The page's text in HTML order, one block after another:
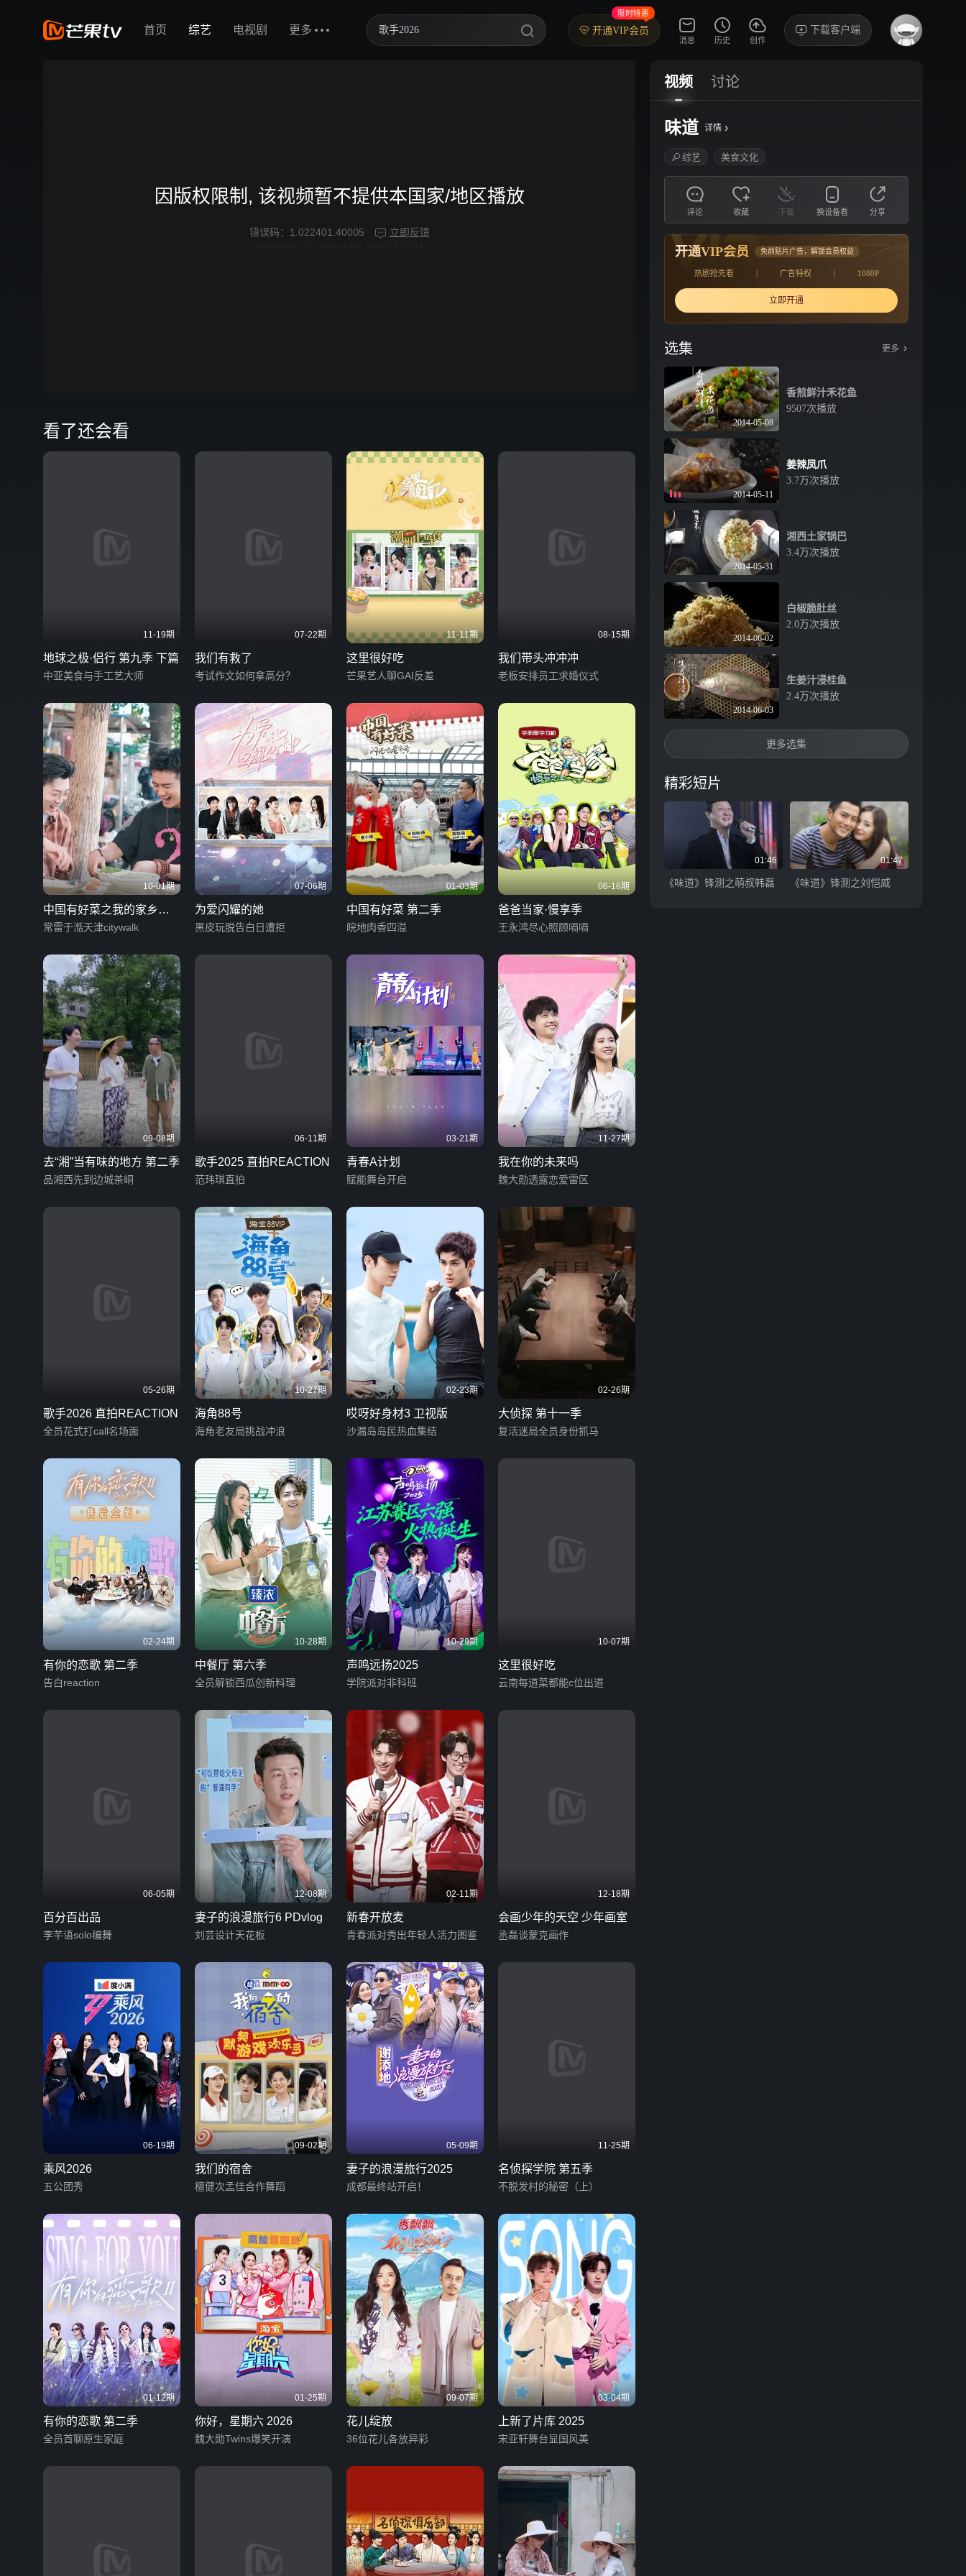
首页 综艺 电视剧 更多 歌手2026
妻子的浪漫旅行2026
开通VIP会员
限时特惠
消息 历史 创作
下载客户端
因版权限制, 该视频暂不提供本国家/地区播放
错误码： 1.022401.40005 立即反馈
看了还会看
11-19期
地球之极·侣行 第九季 下篇
中亚美食与手工艺大师
07-22期
我们有救了
考试作文如何拿高分？
11-11期
这里很好吃
芒果艺人聊GAI反差
08-15期
我们带头冲冲冲
老板安排员工求婚仪式
10-01期
中国有好菜之我的家乡很
好吃
常雷于湉天津citywalk
07-06期
为爱闪耀的她
黑皮玩脱告白日遭拒
01-03期
中国有好菜 第二季
皖地肉香四溢
06-16期
爸爸当家·慢享季
王永鸿尽心照顾嗝嗝
09-08期
去“湘”当有味的地方 第二季
品湘西先到边城茶峒
06-11期
歌手2025 直拍REACTION
范玮琪直拍
03-21期
青春A计划
赋能舞台开启
11-27期
我在你的未来吗
魏大勋透露恋爱雷区
05-26期
歌手2026 直拍REACTION
全员花式打call名场面
10-27期
海角88号
海角老友局挑战冲浪
02-23期
哎呀好身材3 卫视版
沙漏岛岛民热血集结
02-26期
大侦探 第十一季
复活迷局全员身份抓马
02-24期
有你的恋歌 第二季
告白reaction
10-28期
中餐厅 第六季
全员解锁西瓜创新料理
10-29期
声鸣远扬2025
学院派对非科班
10-07期
这里很好吃
云南每道菜都能c位出道
06-05期
百分百出品
李芊语solo编舞
12-08期
妻子的浪漫旅行6 PDvlog
刘芸设计天花板
02-11期
新春开放麦
青春派对秀出年轻人活力图鉴
12-18期
会画少年的天空 少年画室
丞磊谈蒙克画作
06-19期
乘风2026
五公团秀
09-02期
我们的宿舍
檀健次孟佳合作舞蹈
05-09期
妻子的浪漫旅行2025
成都最终站开启！
11-25期
名侦探学院 第五季
不脱发村的秘密（上）
01-12期
有你的恋歌 第二季
全员首聊原生家庭
01-25期
你好，星期六 2026
魏大勋Twins爆笑开演
09-07期
花儿绽放
36位花儿各放异彩
03-04期
上新了片库 2025
宋亚轩舞台显国风美
视频 讨论
味道 详情 ›
综艺 美食文化
评论 收藏 下载 换设备看 分享
开通VIP会员 免前贴片广告，解锁会员权益
热剧抢先看 | 广告特权 | 1080P
立即开通
选集 更多
2014-05-08
香煎鲜汁禾花鱼
9507次播放
2014-05-11
姜辣凤爪
3.7万次播放
2014-05-31
湘西土家锅巴
3.4万次播放
2014-06-02
白椒脆肚丝
2.0万次播放
2014-06-03
生姜汁浸桂鱼
2.4万次播放
更多选集
精彩短片
01:46
《味道》锋测之萌叔韩磊
01:47
《味道》锋测之刘恺威